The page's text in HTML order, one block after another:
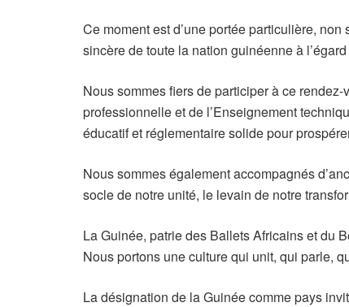
Ce moment est d’une portée particulière,
sincère de toute la nation guinéenne à
Nous sommes fiers de participer à ce
professionnelle et de l’Enseignement
éducatif et réglementaire solide pour
Nous sommes également accompagnés
socle de notre unité, le levain de notre
La Guinée, patrie des Ballets Africains et du
Nous portons une culture qui unit, qui parle,
La désignation de la Guinée comme pays